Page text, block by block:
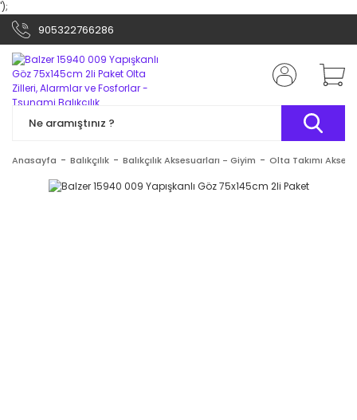
');
905322766286
Anasayfa Balıkçılık Balıkçılık Aksesuarları - Giyim Olta Takımı